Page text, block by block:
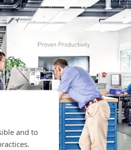
and to